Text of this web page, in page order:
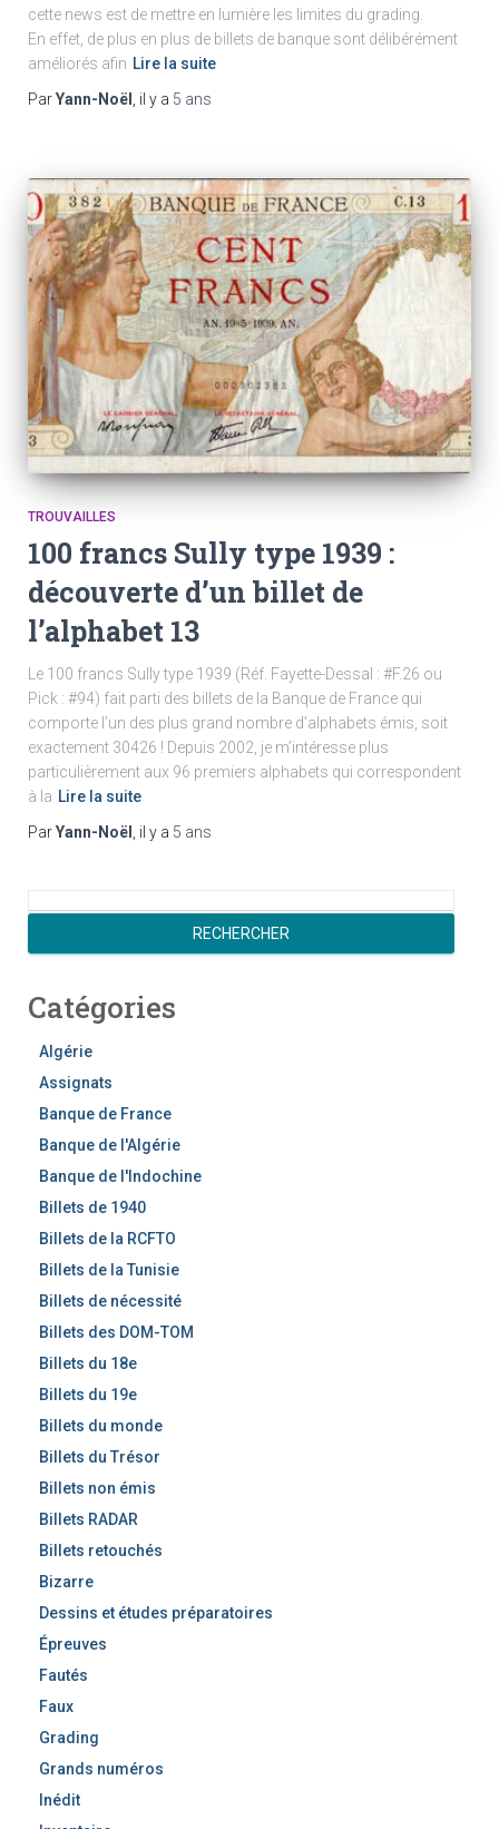
cette news est de mettre en lumière les limites du grading.
En effet, de plus en plus de billets de banque sont délibérément
améliorés afin Lire la suite
ParYann-Noël , il y a 5 ans
TROUVAILLES
100 francs Sully type 1939 :
découverte d’un billet de
l’alphabet 13
Le 100 francs Sully type 1939 (Réf. Fayette-Dessal : #F.26 ou
Pick : #94) fait parti des billets de la Banque de France qui
comporte l’un des plus grand nombre d’alphabets émis, soit
exactement 30426 ! Depuis 2002, je m’intéresse plus
particulièrement aux 96 premiers alphabets qui correspondent
à la Lire la suite
ParYann-Noël , il y a 5 ans
c
e
RECHERCHER
Catégories
Algérie
Assignats
Banque de France
Banque de l'Algérie
Banque de l'Indochine
Billets de 1940
Billets de la RCFTO
Billets de la Tunisie
Billets de nécessité
Billets des DOM-TOM
Billets du 18e
Billets du 19e
Billets du monde
Billets du Trésor
Billets non émis
Billets RADAR
Billets retouchés
Bizarre
Dessins et études préparatoires
Épreuves
Fautés
Faux
Grading
Grands numéros
Inédit